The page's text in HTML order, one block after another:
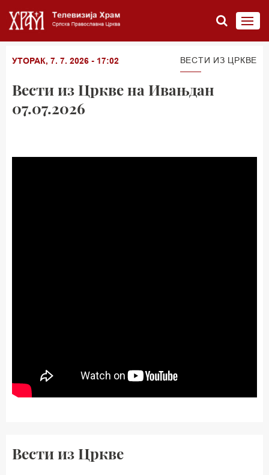
УТОРАК, 7. 7. 2026 - 17:02 ВЕСТИ ИЗ ЦРКВЕ
Вести из Цркве на Ивањдан
07.07.2026
Вести из Цркве